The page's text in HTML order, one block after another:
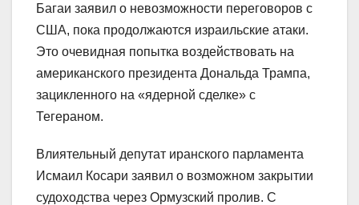
Багаи заявил о невозможности переговоров с
США, пока продолжаются израильские атаки.
Это очевидная попытка воздействовать на
американского президента Дональда Трампа,
зацикленного на «ядерной сделке» с
Тегераном.
Влиятельный депутат иранского парламента
Исмаил Косари заявил о возможном закрытии
судоходства через Ормузский пролив. С